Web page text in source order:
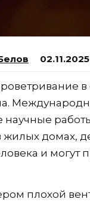
домах,
и могут
плохой